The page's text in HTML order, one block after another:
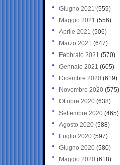
Giugno 2021(559)
Maggio 2021 (556)
Aprile 2021 (506)
Marzo 2021 (647)
Febbraio 2021 (570)
Gennaio 2021 (605)
Dicembre 2020 (619)
Novembre 2020 (575)
Ottobre 2020 (638)
Settembre 2020(465)
Agosto 2020 (588)
Luglio 2020 (597)
Giugno 2020 (580)
Maggio 2020 (618)